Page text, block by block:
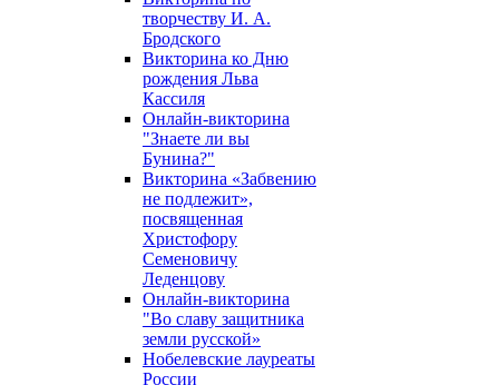
творчеству И. А.
Бродского
Викторина ко Дню
рождения Льва
Кассиля
Онлайн-викторина
"Знаете ли вы
Бунина?"
Викторина «Забвению
не подлежит»,
посвященная
Христофору
Семеновичу
Леденцову
Онлайн-викторина
"Во славу защитника
земли русской»
Нобелевские лауреаты
России